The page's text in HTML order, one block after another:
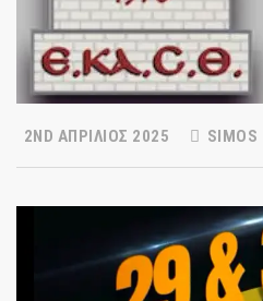
2ND ΑΠΡΊΛΙΟΣ 2025 SIMOS